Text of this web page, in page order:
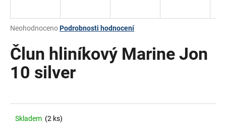
Průměrné
produktu
je
0,0
NeohodnocenoPodrobnosti hodnocení
Člun hliníkový Marine Jon
10 silver
Skladem (2 ks)
j
t
?